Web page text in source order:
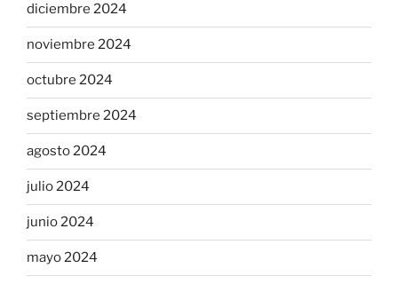
diciembre 2024
noviembre 2024
octubre 2024
septiembre 2024
agosto 2024
julio 2024
junio 2024
mayo 2024